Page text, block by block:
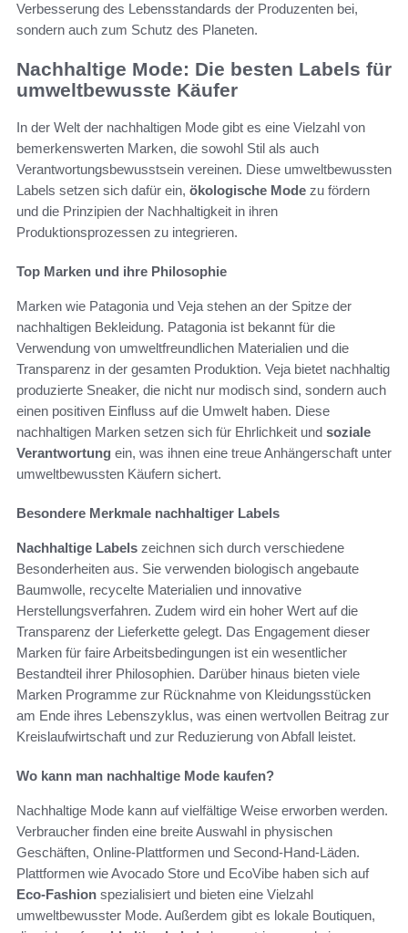
Verbesserung des Lebensstandards der Produzenten bei,
sondern auch zum Schutz des Planeten.
Nachhaltige Mode: Die besten Labels für
umweltbewusste Käufer
In der Welt der nachhaltigen Mode gibt es eine Vielzahl von
bemerkenswerten Marken, die sowohl Stil als auch
Verantwortungsbewusstsein vereinen. Diese umweltbewussten
Labels setzen sich dafür ein, ökologische Mode zu fördern
und die Prinzipien der Nachhaltigkeit in ihren
Produktionsprozessen zu integrieren.
Top Marken und ihre Philosophie
Marken wie Patagonia und Veja stehen an der Spitze der
nachhaltigen Bekleidung. Patagonia ist bekannt für die
Verwendung von umweltfreundlichen Materialien und die
Transparenz in der gesamten Produktion. Veja bietet nachhaltig
produzierte Sneaker, die nicht nur modisch sind, sondern auch
einen positiven Einfluss auf die Umwelt haben. Diese
nachhaltigen Marken setzen sich für Ehrlichkeit und soziale
Verantwortung ein, was ihnen eine treue Anhängerschaft unter
umweltbewussten Käufern sichert.
Besondere Merkmale nachhaltiger Labels
Nachhaltige Labels zeichnen sich durch verschiedene
Besonderheiten aus. Sie verwenden biologisch angebaute
Baumwolle, recycelte Materialien und innovative
Herstellungsverfahren. Zudem wird ein hoher Wert auf die
Transparenz der Lieferkette gelegt. Das Engagement dieser
Marken für faire Arbeitsbedingungen ist ein wesentlicher
Bestandteil ihrer Philosophien. Darüber hinaus bieten viele
Marken Programme zur Rücknahme von Kleidungsstücken
am Ende ihres Lebenszyklus, was einen wertvollen Beitrag zur
Kreislaufwirtschaft und zur Reduzierung von Abfall leistet.
Wo kann man nachhaltige Mode kaufen?
Nachhaltige Mode kann auf vielfältige Weise erworben werden.
Verbraucher finden eine breite Auswahl in physischen
Geschäften, Online-Plattformen und Second-Hand-Läden.
Plattformen wie Avocado Store und EcoVibe haben sich auf
Eco-Fashion spezialisiert und bieten eine Vielzahl
umweltbewusster Mode. Außerdem gibt es lokale Boutiquen,